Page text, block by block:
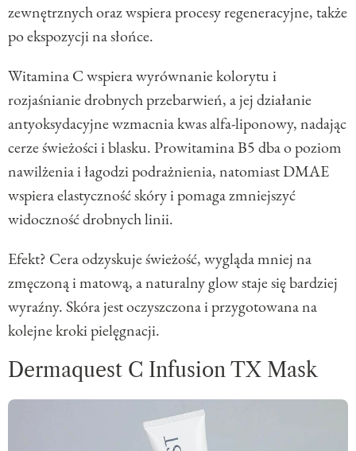
zewnętrznych oraz wspiera procesy regeneracyjne, także
po ekspozycji na słońce.
Witamina C wspiera wyrównanie kolorytu i
rozjaśnianie drobnych przebarwień, a jej działanie
antyoksydacyjne wzmacnia kwas alfa-liponowy, nadając
cerze świeżości i blasku. Prowitamina B5 dba o poziom
nawilżenia i łagodzi podrażnienia, natomiast DMAE
wspiera elastyczność skóry i pomaga zmniejszyć
widoczność drobnych linii.
Efekt? Cera odzyskuje świeżość, wygląda mniej na
zmęczoną i matową, a naturalny glow staje się bardziej
wyraźny. Skóra jest oczyszczona i przygotowana na
kolejne kroki pielęgnacji.
Dermaquest C Infusion TX Mask